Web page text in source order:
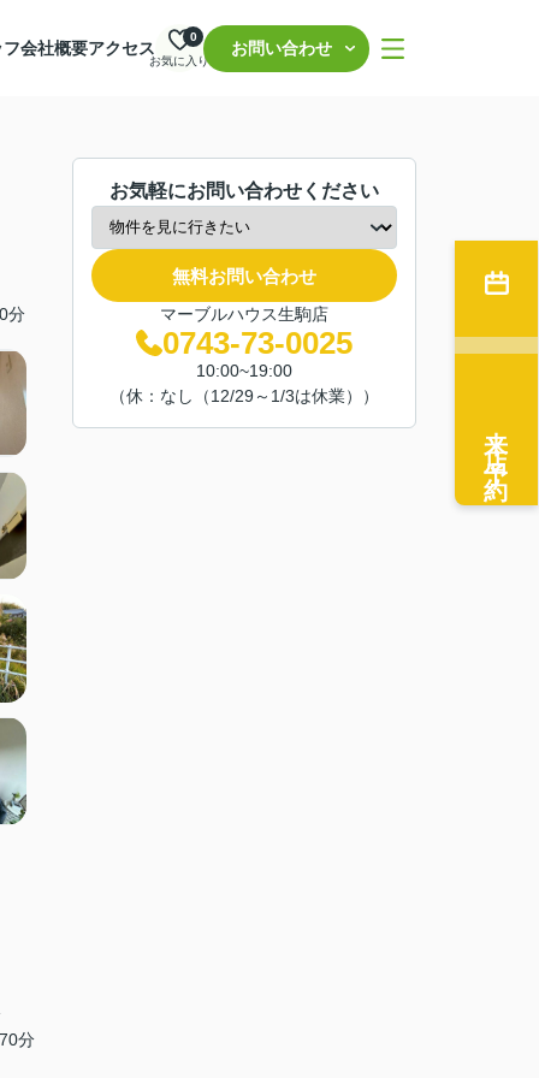
会社概要アクセス
お気に入り
0
お問い合わせ
分
分
お気軽にお問い合わせください
無料お問い合わせ
マーブルハウス生駒店
0743-73-0025
10:00~19:00
（休：なし（12/29～1/3は休業））
来店予約